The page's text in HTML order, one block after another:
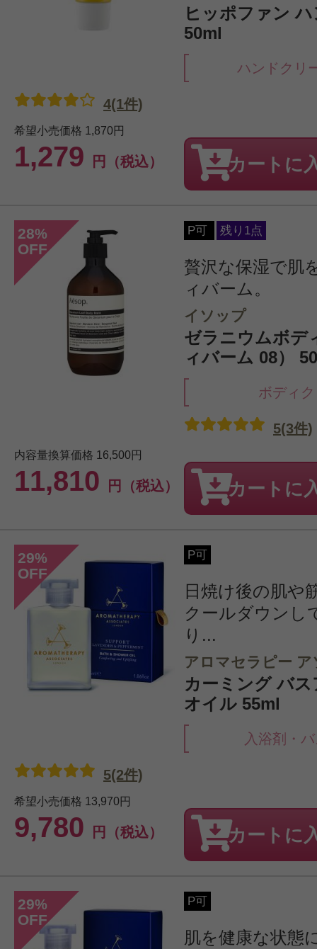
ヒッポファン
50ml
ハンドクリ
希望小売価格 1,870円
1,279 円（税込）
4(1件)
カートに
28%
OFF
P可 残り1点
贅沢な保湿で肌
ィバーム。
イソップ
ゼラニウムボデ
ィバーム 08）
ボディ
内容量換算価格 16,500円
11,810 円（税込）
5(3件)
カートに
29%
OFF
P可
日焼け後の肌や
クールダウンし
り...
アロマセラピー
カーミング バ
オイル 55ml
入浴剤・
希望小売価格 13,970円
9,780 円（税込）
5(2件)
カートに
29%
OFF
P可
肌を健康な状態